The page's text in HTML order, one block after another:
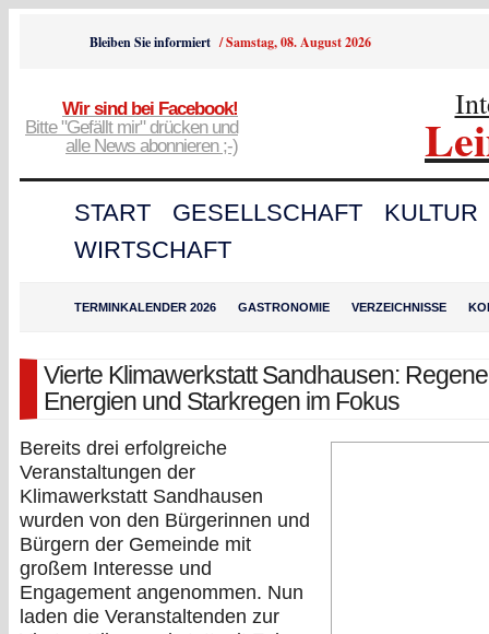
Bleiben Sie informiert /Samstag, 08. August 2026
Wir sind bei Facebook!
Bitte "Gefällt mir" drücken und
alle News abonnieren ;-)
START GESELLSCHAFT
KULTUR
WIRTSCHAFT
TERMINKALENDER 2026 GASTRONOMIE VERZEICHNISSE
Vierte Klimawerkstatt Sandhausen:
Energien und Starkregen im Fokus
Bereits drei erfolgreiche
Veranstaltungen der
Klimawerkstatt Sandhausen
wurden von den Bürgerinnen und
Bürgern der Gemeinde mit
großem Interesse und
Engagement angenommen. Nun
laden die Veranstaltenden zur